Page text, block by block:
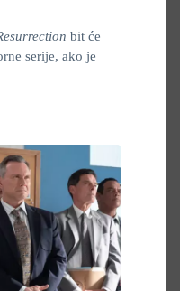
bit će
serije, ako je